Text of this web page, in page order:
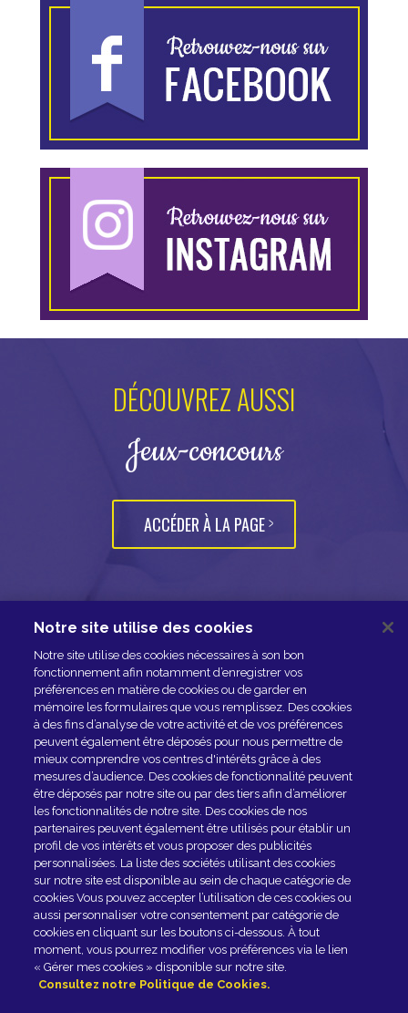
DÉCOUVREZ AUSSI
Jeux-concours
ACCÉDER À LA PAGE
NOUS CONTACTER
ESPACE PRESSE
NOS PARTENAIRES
Rejoindre le club
EN SAVOIR PLUS
Notre site utilise des cookies
Notre site utilise des cookies nécessaires à son bon
fonctionnement afin notamment d’enregistrer vos
préférences en matière de cookies ou de garder en
mémoire les formulaires que vous remplissez. Des cookies
à des fins d’analyse de votre activité et de vos préférences
peuvent également être déposés pour nous permettre de
mieux comprendre vos centres d'intérêts grâce à des
mesures d’audience. Des cookies de fonctionnalité peuvent
être déposés par notre site ou par des tiers afin d’améliorer
les fonctionnalités de notre site. Des cookies de nos
partenaires peuvent également être utilisés pour établir un
profil de vos intérêts et vous proposer des publicités
personnalisées. La liste des sociétés utilisant des cookies
sur notre site est disponible au sein de chaque catégorie de
cookies Vous pouvez accepter l’utilisation de ces cookies ou
aussi personnaliser votre consentement par catégorie de
cookies en cliquant sur les boutons ci-dessous. À tout
moment, vous pourrez modifier vos préférences via le lien
« Gérer mes cookies » disponible sur notre site.
Consultez notre Politique de Cookies.